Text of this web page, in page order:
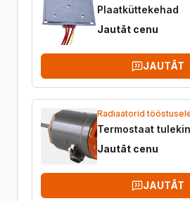
Plaatküttekehad
Jautāt cenu
JAUTĀT
Radiaatorid
Termostaat
Jautāt cenu
JAUTĀT